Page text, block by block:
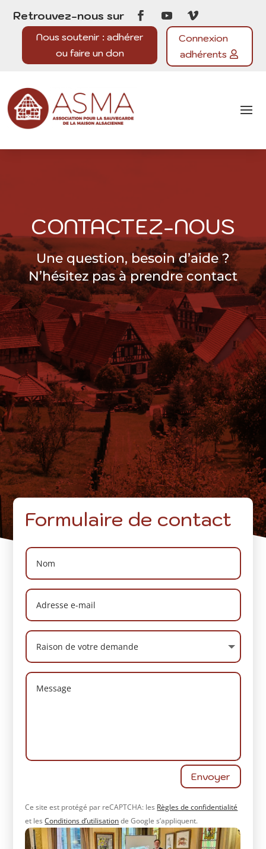
Retrouvez-nous sur
Nous soutenir : adhérer
ou faire un don
Connexion
adhérents
CONTACTEZ-NOUS
Une question, besoin d’aide ?
N’hésitez pas à prendre contact
Formulaire de contact
Envoyer
Ce site est protégé par reCAPTCHA: les Règles de confidentialité
et lesConditions d’utilisationde Google s’appliquent.